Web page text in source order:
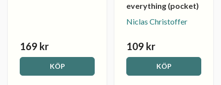
169 kr
KÖP
everything (pocket)
Niclas Christoffer
109 kr
KÖP